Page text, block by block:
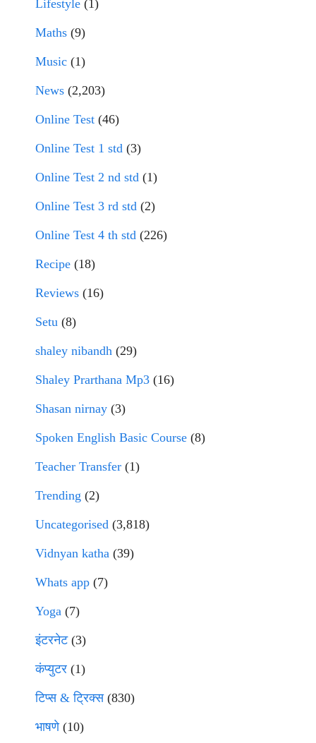
Lifestyle (1)
Maths (9)
Music (1)
News (2,203)
Online Test (46)
Online Test 1 std (3)
Online Test 2 nd std (1)
Online Test 3 rd std (2)
Online Test 4 th std (226)
Recipe (18)
Reviews (16)
Setu (8)
shaley nibandh (29)
Shaley Prarthana Mp3 (16)
Shasan nirnay (3)
Spoken English Basic Course (8)
Teacher Transfer (1)
Trending (2)
Uncategorised (3,818)
Vidnyan katha (39)
Whats app (7)
Yoga (7)
इंटरनेट(3)
कंप्युटर (1)
टिप्स & ट्रिक्स(830)
भाषणे(10)